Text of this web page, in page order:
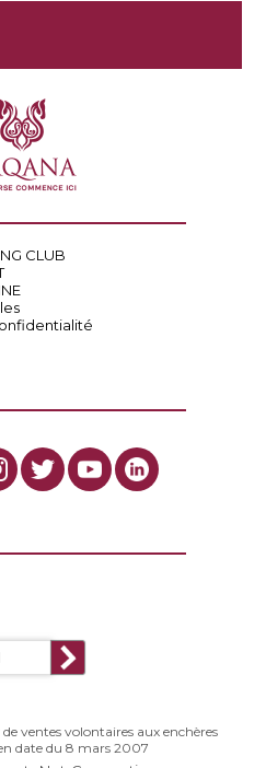
CLUB
ventes volontaires aux enchères
date du 8 mars 2007